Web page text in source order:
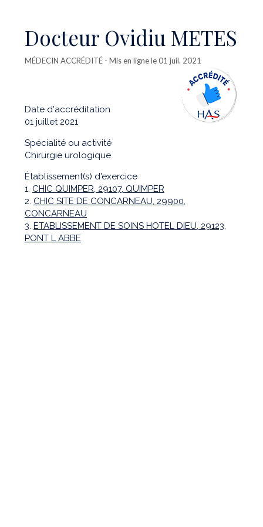
Docteur Ovidiu METES
MÉDECIN ACCRÉDITÉ - Mis en ligne le 01 juil. 2021
Date d'accréditation
01 juillet 2021
Spécialité ou activité
Chirurgie urologique
Établissement(s) d'exercice
1. CHIC QUIMPER, 29107, QUIMPER
2. CHIC SITE DE CONCARNEAU, 29900,
CONCARNEAU
3. ETABLISSEMENT DE SOINS HOTEL DIEU, 29123,
PONT L ABBE